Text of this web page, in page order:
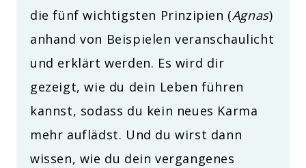
die fünf wichtigsten Prinzipien (Agnas)
anhand von Beispielen veranschaulicht
und erklärt werden. Es wird dir
gezeigt, wie du dein Leben führen
kannst, sodass du kein neues Karma
mehr auflädst. Und du wirst dann
wissen, wie du dein vergangenes